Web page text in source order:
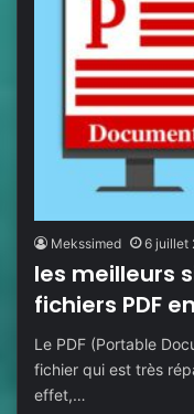
Mekssimed 6 juillet
les meilleurs
fichiers PDF
Le PDF (Portable
fichier qui est très
effet,…